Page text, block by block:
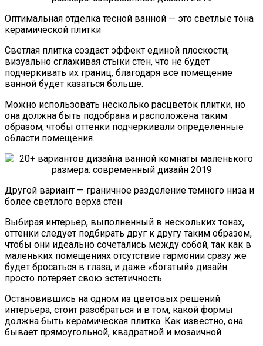
Оптимальная отделка тесной ванной — это светлые тона
керамической плитки
Светлая плитка создаст эффект единой плоскости,
визуально сглаживая стыки стен, что не будет
подчеркивать их границ, благодаря все помещение
ванной будет казаться больше.
Можно использовать несколько расцветок плитки, но
она должна быть подобрана и расположена таким
образом, чтобы оттенки подчеркивали определенные
области помещения.
Другой вариант — граничное разделение темного низа и
более светлого верха стен
Выбирая интерьер, выполненный в нескольких тонах,
оттенки следует подбирать друг к другу таким образом,
чтобы они идеально сочетались между собой, так как в
маленьких помещениях отсутствие гармонии сразу же
будет бросаться в глаза, и даже «богатый» дизайн
просто потеряет свою эстетичность.
Остановившись на одном из цветовых решений
интерьера, стоит разобраться и в том, какой формы
должна быть керамическая плитка. Как известно, она
бывает прямоугольной, квадратной и мозаичной.